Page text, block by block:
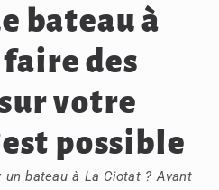
bateau à
des
votre
possible
un bateau à La Ciotat ? Avant